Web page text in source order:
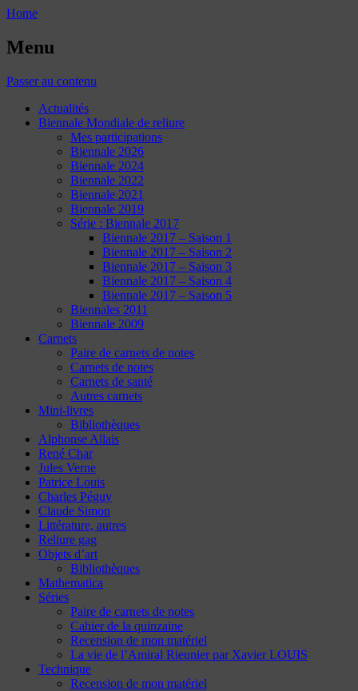
Home
Menu
Passer au contenu
Actualités
Biennale Mondiale de reliure
Mes participations
Biennale 2026
Biennale 2024
Biennale 2022
Biennale 2021
Biennale 2019
Série : Biennale 2017
Biennale 2017 – Saison 1
Biennale 2017 – Saison 2
Biennale 2017 – Saison 3
Biennale 2017 – Saison 4
Biennale 2017 – Saison 5
Biennales 2011
Biennale 2009
Carnets
Paire de carnets de notes
Carnets de notes
Carnets de santé
Autres carnets
Mini-livres
Bibliothèques
Alphonse Allais
René Char
Jules Verne
Patrice Louis
Charles Péguy
Claude Simon
Littérature, autres
Reliure gag
Objets d’art
Bibliothèques
Mathematica
Séries
Paire de carnets de notes
Cahier de la quinzaine
Recension de mon matériel
La vie de l’Amiral Rieunier par Xavier LOUIS
Technique
Recension de mon matériel